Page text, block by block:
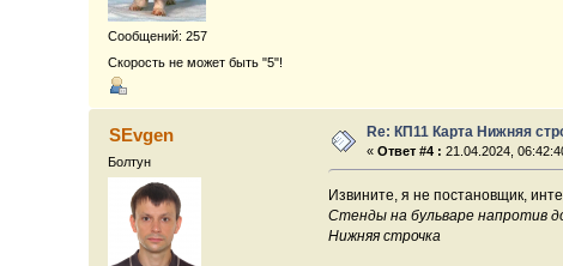
Сообщений: 257
Скорость не может быть "5"!
SEvgen
Болтун
Re: КП11 Карта Нижняя
«Ответ #4 : 21.04.2024,
Извините, я не постановщик,
Стенды на бульваре напротив
Нижняя строчка